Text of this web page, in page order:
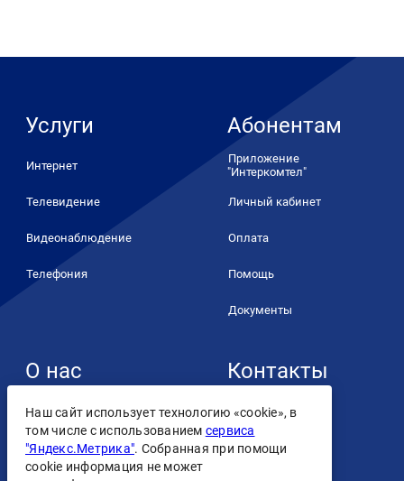
Услуги
Интернет
Телевидение
Видеонаблюдение
Телефония
Абонентам
Приложение
"Интеркомтел"
Личный кабинет
Оплата
Помощь
Документы
О нас
О компании
Контакты
Контакты
Наш сайт использует технологию «cookie», в
том числе с использованием сервиса
"Яндекс.Метрика". Собранная при помощи
cookie информация не может